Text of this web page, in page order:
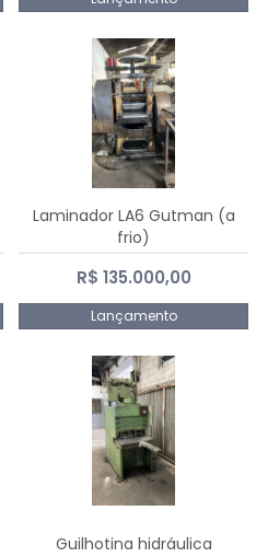
Laminador LA6 Gutman (a
frio)
R$ 135.000,00
Lançamento
Guilhotina hidráulica